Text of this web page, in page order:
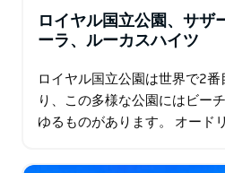
ロイヤル国立公園、サザ
ーラ、ルーカスハイツ
ロイヤル国立公園は世界で2
り、この多様な公園にはビー
ゆるものがあります。 オード
ジターセンターのある日帰り